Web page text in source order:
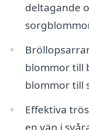
deltagande
blommor till
blommor till
Effektiva
en vän i